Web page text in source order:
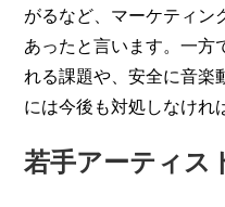
がるなど、マーケティン
あったと言います。一方
れる課題や、安全に音楽
には今後も対処しなけれ
若手アーティス